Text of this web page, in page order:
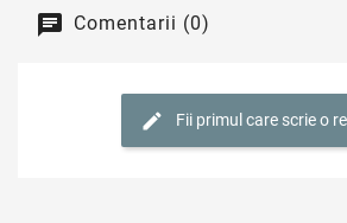
Comentarii (0)
Fii primul care scrie o